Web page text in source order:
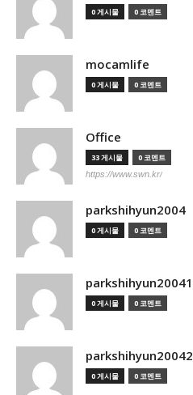
0 게시물 0 코멘트
mocamlife
0 게시물 0 코멘트
Office
33 게시물 0 코멘트
https://www.swn.kr/
parkshihyun2004
0 게시물 0 코멘트
parkshihyun20041
0 게시물 0 코멘트
parkshihyun20042
0 게시물 0 코멘트